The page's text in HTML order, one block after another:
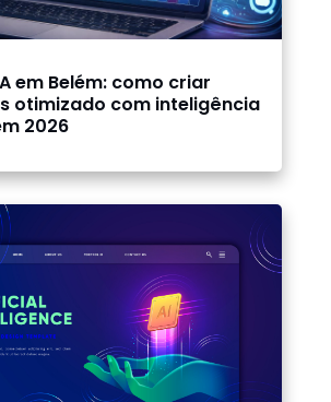
em Belém: como criar
otimizado com inteligência
2026